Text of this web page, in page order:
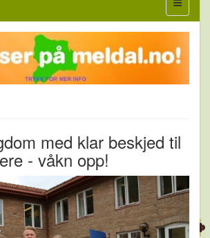
med klar beskjed til
- våkn opp!